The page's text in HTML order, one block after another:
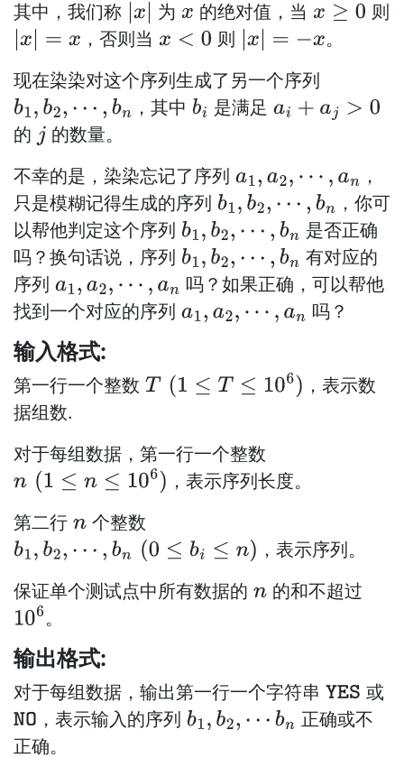
其中，我们称 x| 为 x 的绝对值，当 x≥ 0
则
x| =x ，否则当 x<0 则 |x| =−x
。
现在染染对这个序列生成了另一个序列
b1,b2,⋯ , b n ，其中 bi 是满足ai+aj >0
的 j 的数量。
不幸的是，染染忘记了序列 a1,a 2,⋯, a n
，
只是模糊记得生成的序列 b1,b2,⋯ , b n
，你可
以帮他判定这个序列 b1,b2,⋯ , b n
是否正确
吗？换句话说，序列 b1,b2,⋯ , b n
有对应的
序列 a1,a 2,⋯, a n
吗？如果正确，可以帮他
找到一个对应的序列 a1,a 2,⋯, a n 吗？
输入格式:
第一行一个整数 T( 1≤T ≤106 )
，表示数
据组数.
对于每组数据，第一行一个整数
n( 1≤n ≤106 )
，表示序列长度。
第二行 n个整数
b1,b2,⋯ , b n (0≤ bi≤ n)
，表示序列。
保证单个测试点中所有数据的 n的和不超过
106。
输出格式:
对于每组数据，输出第一行一个字符串 YES 或
NO ，表示输入的序列 b1,b2,⋯ b n
正确或不
正确。